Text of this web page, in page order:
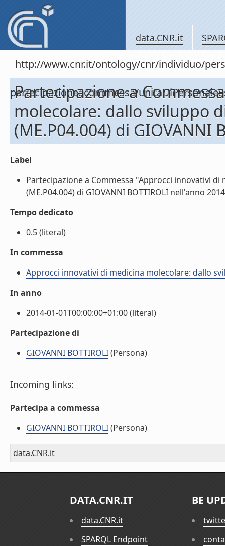
data.CNR.it
http://www.cnr.it/ontology/cnr/individuo/
partecipazioneacommessa/
Partecipazione a
molecolare: dallo sviluppo
(ME.P04.004) di GIOVANNI
Label
Partecipazione a Commessa "Approcci innovativi
(ME.P04.004) di GIOVANNI BOTTIROLI nell'anno
Tempo dedicato
0.5 (literal)
In commessa
Approcci innovativi di medicina molecolare: dallo
In anno
2014-01-01T00:00:00+01:00 (literal)
Partecipazione di
GIOVANNI BOTTIROLI(Persona)
Incoming links:
Partecipa a commessa
GIOVANNI BOTTIROLI(Persona)
data.CNR.it
DATA.CNR.IT
data.CNR.it
SPARQL Endpoint
BE